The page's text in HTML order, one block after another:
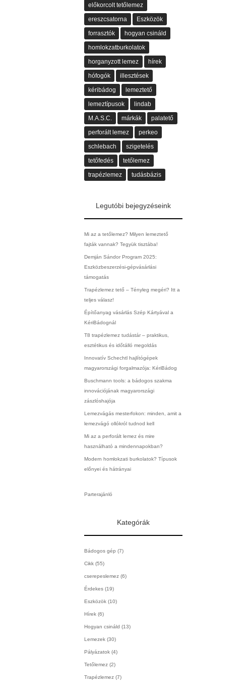
előkorcolt tetőlemez
ereszcsatorna
Eszközök
forrasztók
hogyan csináld
homlokzatburkolatok
horganyzott lemez
hírek
hófogók
illesztések
kéribádog
lemeztető
lemeztípusok
lindab
M.A.S.C.
márkák
palatető
perforált lemez
perkeo
schlebach
szigetelés
tetőfedés
tetőlemez
trapézlemez
tudásbázis
Legutóbi bejegyzéseink
Mi az a tetőlemez? Milyen lemeztető
fajták vannak? Tegyük tisztába!
Demján Sándor Program 2025:
Eszközbeszerzési-gépvásárlási
támogatás
Trapézlemez tető – Tényleg megéri? Itt a
teljes válasz!
Építőanyag vásárlás Szép Kártyával a
KériBádognál
T8 trapézlemez tudástár – praktikus,
esztétikus és időtálló megoldás
Innovatív Schechtl hajlítógépek
magyarországi forgalmazója: KériBádog
Buschmann tools: a bádogos szakma
innovációjának magyarországi
zászlóshajója
Lemezvágás mesterfokon: minden, amit a
lemezvágó ollókról tudnod kell
Mi az a perforált lemez és mire
használható a mindennapokban?
Modern homlokzati burkolatok? Típusok
előnyei és hátrányai
Parterajánló
Kategórák
Bádogos gép (7)
Cikk (55)
cserepeslemez (6)
Érdekes (19)
Eszközök (10)
Hírek (6)
Hogyan csináld (13)
Lemezek (30)
Pályázatok (4)
Tetőlemez (2)
Trapézlemez (7)